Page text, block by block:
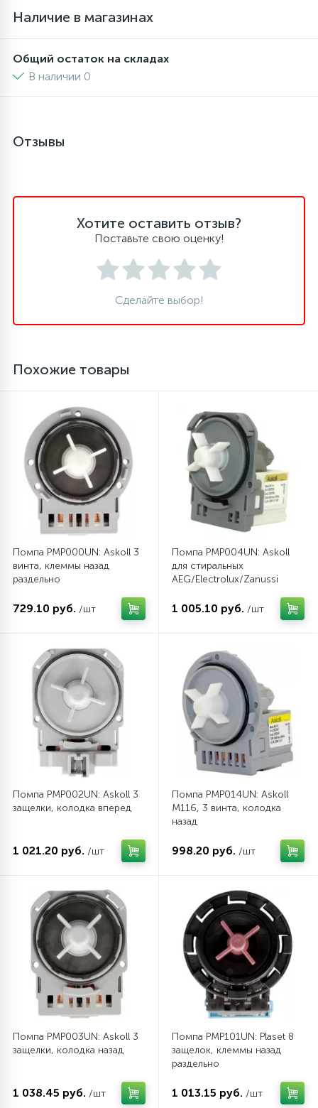
Наличие в магазинах
Общий остаток на складах
В наличии 0
Отзывы
Хотите оставить отзыв?
Поставьте свою оценку!
Сделайте выбор!
Похожие товары
Помпа PMP000UN: Askoll 3
винта, клеммы назад
раздельно
729.10 руб. /шт
Помпа PMP004UN: Askoll
для стиральных
AEG/Electrolux/Zanussi
1 005.10 руб. /шт
Помпа PMP002UN: Askoll 3
защелки, колодка вперед
1 021.20 руб. /шт
Помпа PMP014UN: Askoll
M116, 3 винта, колодка
назад
998.20 руб. /шт
Помпа PMP003UN: Askoll 3
защелки, колодка назад
1 038.45 руб. /шт
Помпа PMP101UN: Plaset 8
защелок, клеммы назад
раздельно
1 013.15 руб. /шт